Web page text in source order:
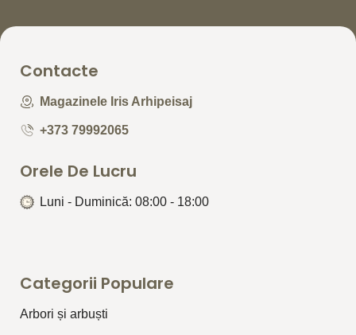
Contacte
Magazinele Iris Arhipeisaj
+373 79992065
Orele De Lucru
Luni - Duminică: 08:00 - 18:00
Categorii Populare
Arbori și arbuști